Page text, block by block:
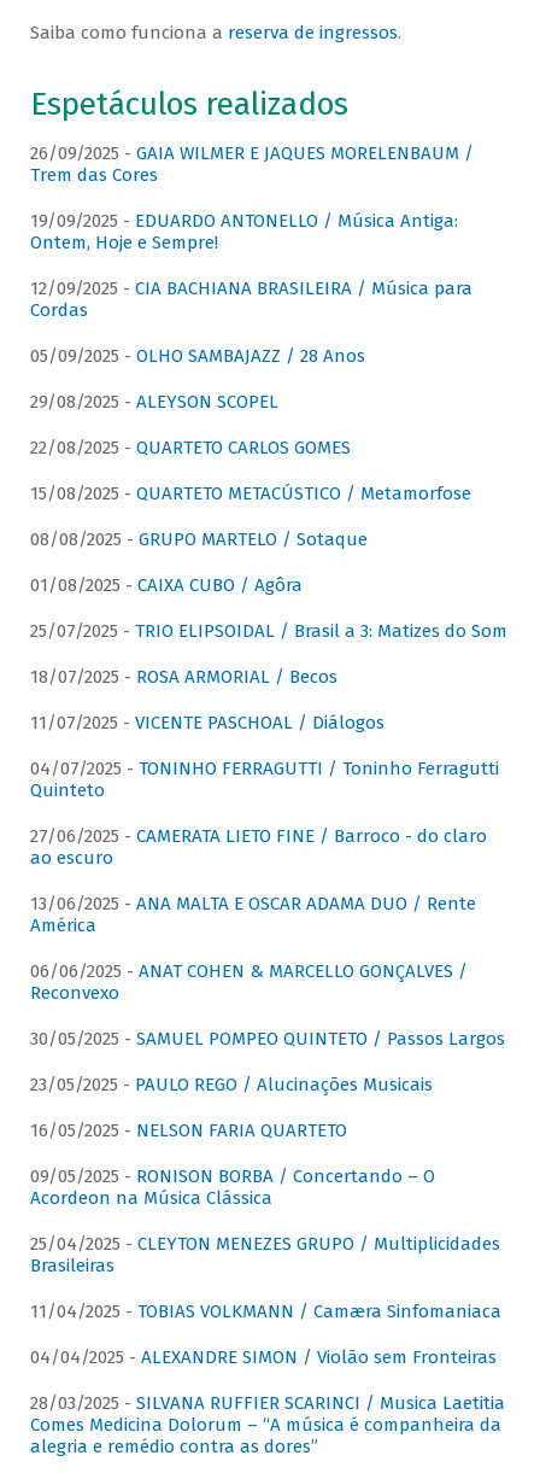
Saiba como funciona a reserva de ingressos.
Espetáculos realizados
26/09/2025 - GAIA WILMER E JAQUES MORELENBAUM /
Trem das Cores
19/09/2025 - EDUARDO ANTONELLO / Música Antiga:
Ontem, Hoje e Sempre!
12/09/2025 - CIA BACHIANA BRASILEIRA / Música para
Cordas
05/09/2025 - OLHO SAMBAJAZZ / 28 Anos
29/08/2025 - ALEYSON SCOPEL
22/08/2025 - QUARTETO CARLOS GOMES
15/08/2025 - QUARTETO METACÚSTICO / Metamorfose
08/08/2025 - GRUPO MARTELO / Sotaque
01/08/2025 - CAIXA CUBO / Agôra
25/07/2025 - TRIO ELIPSOIDAL / Brasil a 3: Matizes do Som
18/07/2025 - ROSA ARMORIAL / Becos
11/07/2025 - VICENTE PASCHOAL / Diálogos
04/07/2025 - TONINHO FERRAGUTTI / Toninho Ferragutti
Quinteto
27/06/2025 - CAMERATA LIETO FINE / Barroco - do claro
ao escuro
13/06/2025 - ANA MALTA E OSCAR ADAMA DUO / Rente
América
06/06/2025 - ANAT COHEN & MARCELLO GONÇALVES /
Reconvexo
30/05/2025 - SAMUEL POMPEO QUINTETO / Passos Largos
23/05/2025 - PAULO REGO / Alucinações Musicais
16/05/2025 - NELSON FARIA QUARTETO
09/05/2025 - RONISON BORBA / Concertando – O
Acordeon na Música Clássica
25/04/2025 - CLEYTON MENEZES GRUPO / Multiplicidades
Brasileiras
11/04/2025 - TOBIAS VOLKMANN / Camæra Sinfomaniaca
04/04/2025 - ALEXANDRE SIMON / Violão sem Fronteiras
28/03/2025 - SILVANA RUFFIER SCARINCI / Musica Laetitia
Comes Medicina Dolorum – “A música é companheira da
alegria e remédio contra as dores”